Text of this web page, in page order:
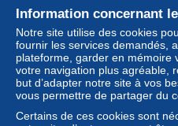
De
De
Information concernant
Notre site utilise des cookies
fournir les services demandés,
plateforme, garder en mémoire
votre navigation plus agréable,
but d’adapter notre site à vos
vous permettre de partager du
Certains de ces cookies sont
Acheter sur Delcampe
Vendre sur Delcampe
Un site sécurisé